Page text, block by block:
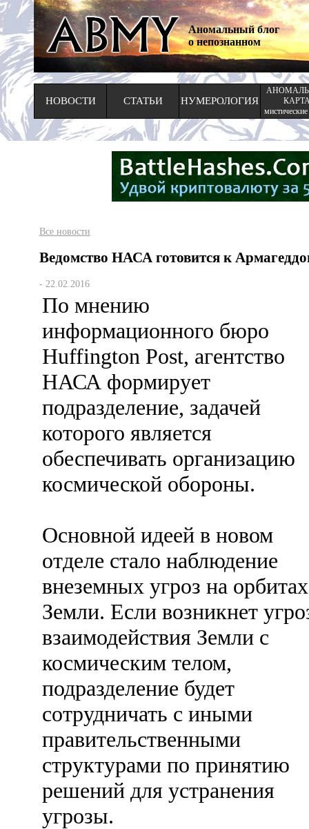
Аномальный блог
о непознанном
НОВОСТИ СТАТЬИ НУМЕРОЛОГИЯ
Все новости
Ведомство НАСА готовится к
- 22.02.2016
По мнению
информационного бюро
Huffington Post, агентство
НАСА формирует
подразделение, задачей
которого является
обеспечивать организацию
космической обороны.
Основной идеей в новом
отделе стало наблюдение
внеземных угроз на орбитах
Земли. Если возникнет
взаимодействия Земли с
космическим телом,
подразделение будет
сотрудничать с иными
правительственными
структурами по принятию
решений для устранения
угрозы.